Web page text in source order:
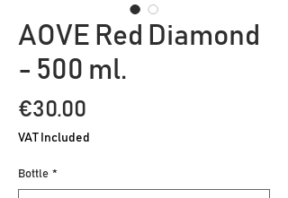
AOVE Red Diamond
- 500 ml.
€30.00
VAT Included
Bottle *